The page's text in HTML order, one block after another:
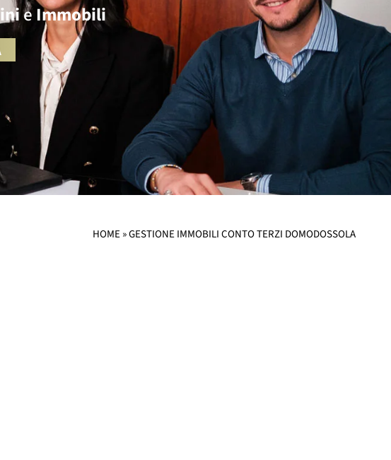
e Immobili
HOME»GESTIONE IMMOBILI CONTO TERZI DOMODOSSOLA